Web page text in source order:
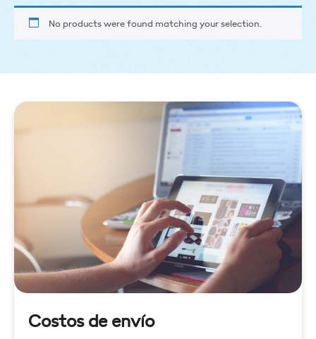
No products were found matching your selection.
Costos de envío